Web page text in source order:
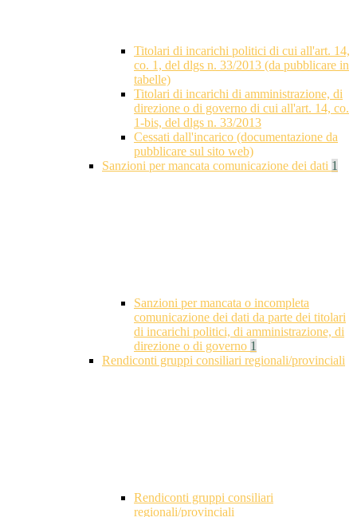
Titolari di incarichi politici di cui all'art. 14,
co. 1, del dlgs n. 33/2013 (da pubblicare in
tabelle)
Titolari di incarichi di amministrazione, di
direzione o di governo di cui all'art. 14, co.
1-bis, del dlgs n. 33/2013
Cessati dall'incarico (documentazione da
pubblicare sul sito web)
Sanzioni per mancata comunicazione dei dati 1
Sanzioni per mancata o incompleta
comunicazione dei dati da parte dei titolari
di incarichi politici, di amministrazione, di
direzione o di governo 1
Rendiconti gruppi consiliari regionali/provinciali
Rendiconti gruppi consiliari
regionali/provinciali